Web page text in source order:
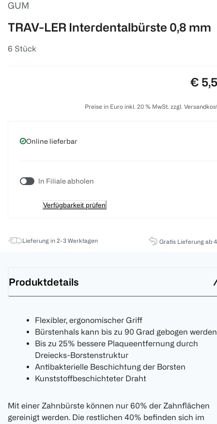
GUM
TRAV-LER Interdentalbürste 0,8 mm
6 Stück
€
Preise in Euro inkl. 20 % MwSt. zzgl.
Online lieferbar
In Filiale abholen
Verfügbarkeit prüfen
Lieferung in 2-3 Werktagen Gratis Lieferung ab
Produktdetails
Flexibler, ergonomischer Griff
Bürstenhals kann bis zu 90 Grad gebogen werden
Bis zu 25% bessere Plaqueentfernung durch
Dreiecks-Borstenstruktur
Antibakterielle Beschichtung der Borsten
Kunststoffbeschichteter Draht
Mit einer Zahnbürste können nur 60% der Zahnflächen
gereinigt werden. Die restlichen 40% befinden sich im